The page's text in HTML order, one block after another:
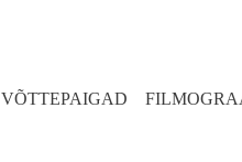
VÕTTEPAIGAD